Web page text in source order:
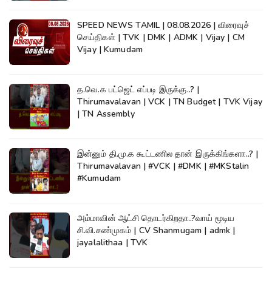
SPEED NEWS TAMIL | 08.08.2026 | விரைவுச்
செய்திகள் | TVK | DMK | ADMK | Vijay | CM
Vijay | Kumudam
த.வெ.க பட்ஜெட் எப்படி இருக்கு..? |
Thirumavalavan | VCK | TN Budget | TVK Vijay
| TN Assembly
இன்னும் தி.மு.க கூட்டணில தான் இருக்கிங்களா..? |
Thirumavalavan | #VCK | #DMK | #MKStalin
#Kumudam
அம்மாவின் ஆட்சி தொடர்கிறதா..?வாய் மூடிய
சி.வி.சண்முகம் | CV Shanmugam | admk |
jayalalithaa | TVK